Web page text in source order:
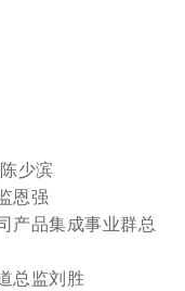
少滨
恩强
产品集成事业群总
总监刘胜